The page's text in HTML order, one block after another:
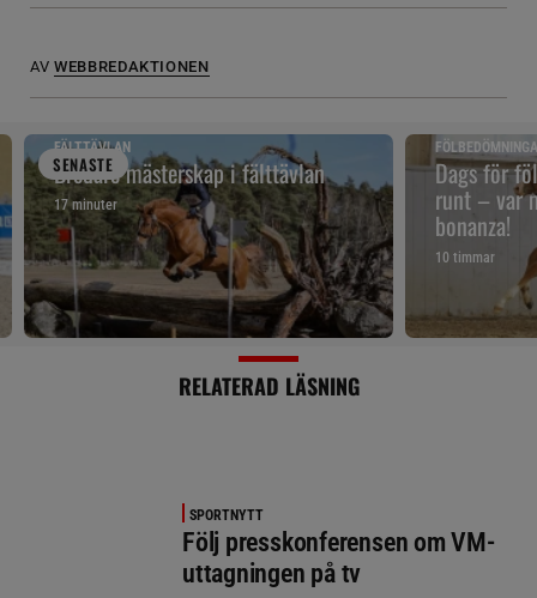
AV WEBBREDAKTIONEN
SENASTE
FÄLTTÄVLAN
Bredare mästerskap i fälttävlan
17 minuter
Dags för
runt – var
bonanza!
10 timmar
RELATERAD LÄSNING
SPORTNYTT
Följ presskonferensen om VM-
uttagningen på tv